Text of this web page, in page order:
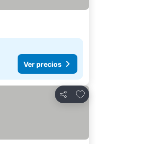
Ver precios
Compartir
Agregar a favoritos